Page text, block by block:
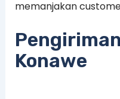
memanjakan
Konawe